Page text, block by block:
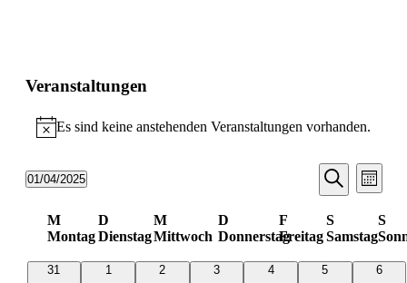
Veranstaltungen
Hinweis
Es sind keine anstehenden Veranstaltungen vorhanden.
Suche
und
Suche
Monat
01/04/2025
wählen.
Kalender
von
Veranstaltungen
M
Montag
D
Dienstag
M
Mittwoch
D
Donnerstag
F
Freitag
S
Samstag
S
0
31
0
1
0
2
0
3
0
4
0
5
0
6